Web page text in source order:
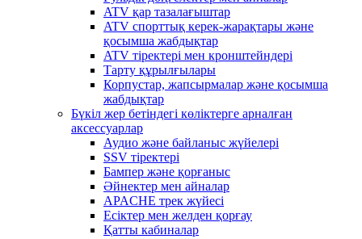
ATV қар тазалағыштар
ATV спорттық керек-жарақтары және
қосымша жабдықтар
ATV тіректері мен кронштейндері
Тарту құрылғылары
Корпустар, жапсырмалар және қосымша
жабдықтар
Бүкіл жер бетіндегі көліктерге арналған
аксессуарлар
Аудио және байланыс жүйелері
SSV тіректері
Бампер және қорғаныс
Әйнектер мен айналар
APACHE трек жүйесі
Есіктер мен желден қорғау
Қатты кабиналар